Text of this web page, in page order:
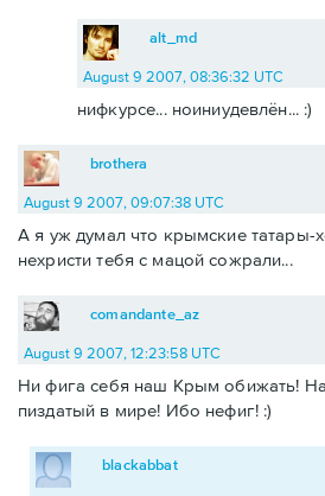
alt_md
August 9 2007, 08:36:32 UTC
нифкурсе... ноиниудевлён... :)
brothera
August 9 2007, 09:07:38 UTC
А я уж думал что крымские татары-
нехристи тебя с мацой сожрали...
comandante_az
August 9 2007, 12:23:58 UTC
Ни фига себя наш Крым обижать!
пиздатый в мире! Ибо нефиг! :)
blackabbat